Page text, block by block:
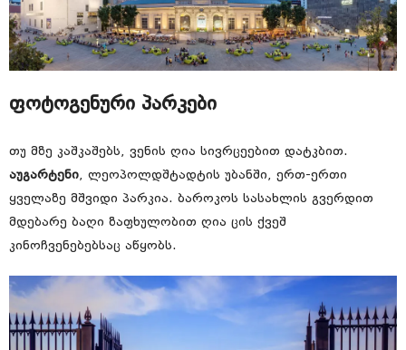
ფოტოგენური პარკები
თუ მზე კაშკაშებს, ვენის ღია სივრცეებით დატკბით.
აუგარტენი, ლეოპოლდშტადტის უბანში, ერთ-ერთი
ყველაზე მშვიდი პარკია. ბაროკოს სასახლის გვერდით
მდებარე ბაღი ზაფხულობით ღია ცის ქვეშ
კინოჩვენებებსაც აწყობს.